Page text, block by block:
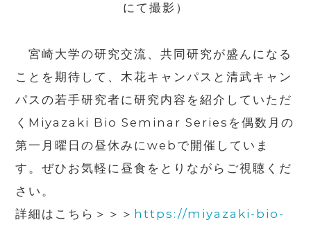
にて撮影）
宮崎大学の研究交流、共同研究が盛んになる
ことを期待して、木花キャンパスと清武キャン
パスの若手研究者に研究内容を紹介していただ
くMiyazaki Bio Seminar Seriesを偶数月の
第一月曜日の昼休みにwebで開催していま
す。ぜひお気軽に昼食をとりながらご視聴くだ
さい。
詳細はこちら＞＞＞ https://miyazaki-bio-